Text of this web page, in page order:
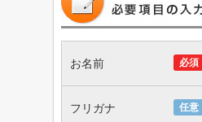
必須
お名前
任意
フリガナ